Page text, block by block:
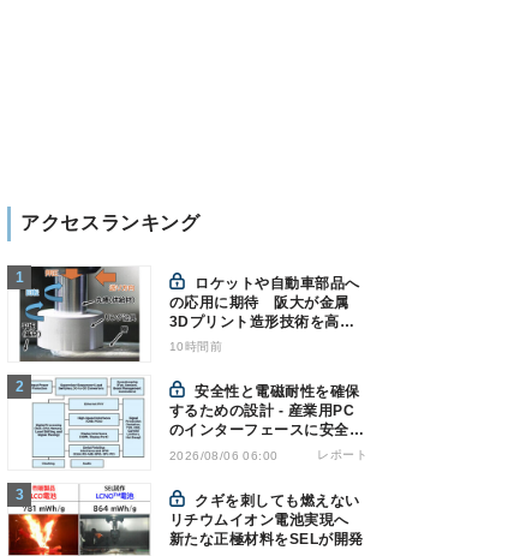
アクセスランキング
の応用に期待 阪大が金属
3Dプリント造形技術を高速
化
10時間前
安全性と電磁耐性を確保
するための設計 - 産業用PC
のインターフェースに安全絶
縁を適用する
2026/08/06 06:00 レポート
リチウムイオン電池実現へ
新たな正極材料をSELが開発